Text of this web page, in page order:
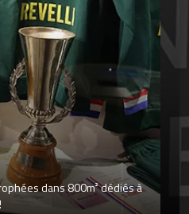
dans 800m² dédiés à